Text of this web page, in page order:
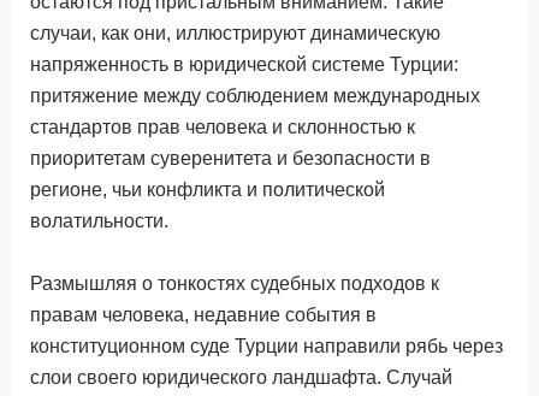
случаи, как они, иллюстрируют динамическую
напряженность в юридической системе Турции:
притяжение между соблюдением международных
стандартов прав человека и склонностью к
приоритетам суверенитета и безопасности в
регионе, чьи конфликта и политической
волатильности.
Размышляя о тонкостях судебных подходов к
правам человека, недавние события в
конституционном суде Турции направили рябь через
слои своего юридического ландшафта. Случай